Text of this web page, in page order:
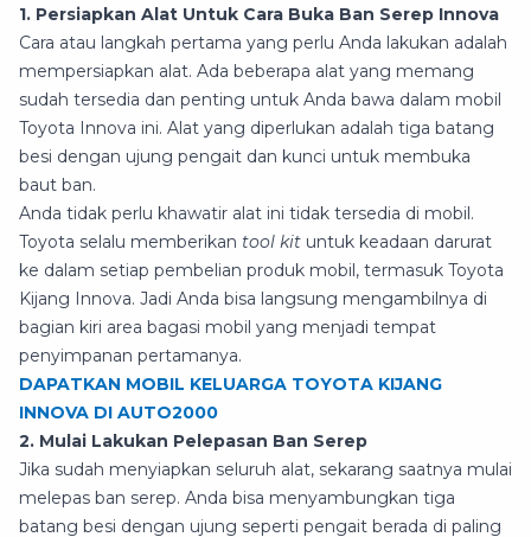
1. Persiapkan Alat Untuk Cara Buka Ban Serep Innova
Cara atau langkah pertama yang perlu Anda lakukan adalah
mempersiapkan alat. Ada beberapa alat yang memang
sudah tersedia dan penting untuk Anda bawa dalam mobil
Toyota Innova ini. Alat yang diperlukan adalah tiga batang
besi dengan ujung pengait dan kunci untuk membuka
baut ban.
Anda tidak perlu khawatir alat ini tidak tersedia di mobil.
Toyota selalu memberikan tool kit untuk keadaan darurat
ke dalam setiap pembelian produk mobil, termasuk Toyota
Kijang Innova. Jadi Anda bisa langsung mengambilnya di
bagian kiri area bagasi mobil yang menjadi tempat
penyimpanan pertamanya.
DAPATKAN MOBIL KELUARGA TOYOTA KIJANG
INNOVA DI AUTO2000
2. Mulai Lakukan Pelepasan Ban Serep
Jika sudah menyiapkan seluruh alat, sekarang saatnya mulai
melepas ban serep. Anda bisa menyambungkan tiga
batang besi dengan ujung seperti pengait berada di paling